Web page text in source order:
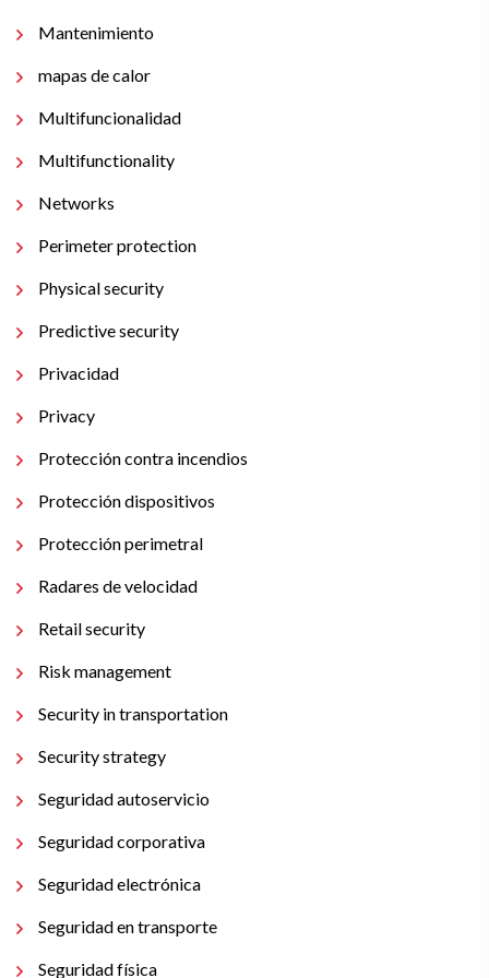
Mantenimiento
mapas de calor
Multifuncionalidad
Multifunctionality
Networks
Perimeter protection
Physical security
Predictive security
Privacidad
Privacy
Protección contra incendios
Protección dispositivos
Protección perimetral
Radares de velocidad
Retail security
Risk management
Security in transportation
Security strategy
Seguridad autoservicio
Seguridad corporativa
Seguridad electrónica
Seguridad en transporte
Seguridad física